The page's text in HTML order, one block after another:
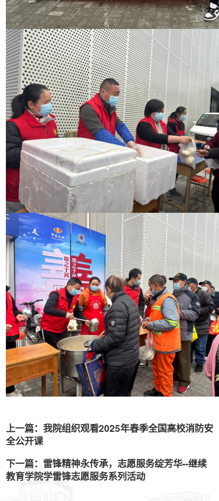
上一篇：我院组织观看2025年春季全国高校消防安
全公开课
下一篇：雷锋精神永传承，志愿服务绽芳华--继续
教育学院学雷锋志愿服务系列活动